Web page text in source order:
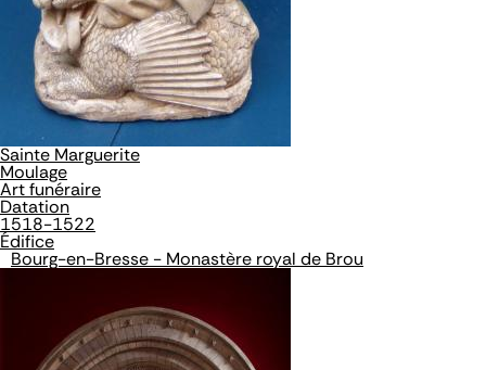
Sainte Marguerite
Moulage
Art funéraire
Datation
1518-1522
Édifice
Bourg-en-Bresse - Monastère royal de Brou